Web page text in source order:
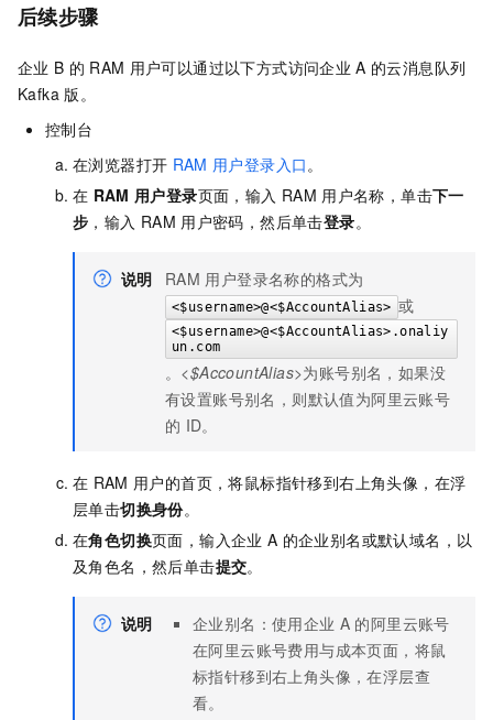
后续步骤
企业 B 的 RAM 用户可以通过以下方式访问企业 A 的云消息队列
Kafka 版 。
控制台
在浏览器打开 RAM 用户登录入口 。
在 RAM 用户登录页面，输入 RAM 用户名称，单击下一
步 ，输入 RAM 用户密码，然后单击登录。
说明 RAM 用户登录名称的格式为
<$username>@<$AccountAlias> 或
<$username>@<$AccountAlias>.onaliy
un.com
。 <$AccountAlias>为账号别名，如果没
有设置账号别名，则默认值为阿里云账号
的 ID。
在 RAM 用户的首页，将鼠标指针移到右上角头像，在浮
层单击切换身份。
在角色切换页面，输入企业 A 的企业别名或默认域名，以
及角色名，然后单击提交。
说明 企业别名：使用企业 A 的阿里云账号
在阿里云账号费用与成本页面，将鼠
标指针移到右上角头像，在浮层查
看。